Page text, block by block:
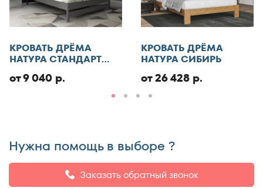
Отменить
Добавить отзыв
КРОВАТЬ ДРЁМА
НАТУРА СТАНДАРТ
от 9 040 р.
КРОВАТЬ ДРЁМА
НАТУРА СИБИРЬ
от 26 428 р.
Нужна помощь в выборе ?
Заказать обратный звонок